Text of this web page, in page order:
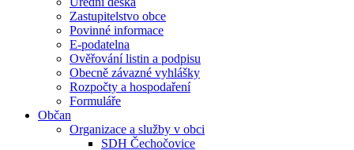
Zastupitelstvo obce
Povinné informace
E-podatelna
Ověřování listin a podpisu
Obecně závazné vyhlášky
Rozpočty a hospodaření
Formuláře
Občan
Organizace a služby v obci
SDH Čechočovice